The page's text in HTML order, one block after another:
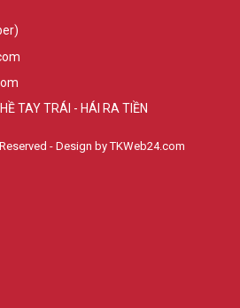
TAY TRÁI - HÁI RA TIỀN
- Design by TKWeb24.com